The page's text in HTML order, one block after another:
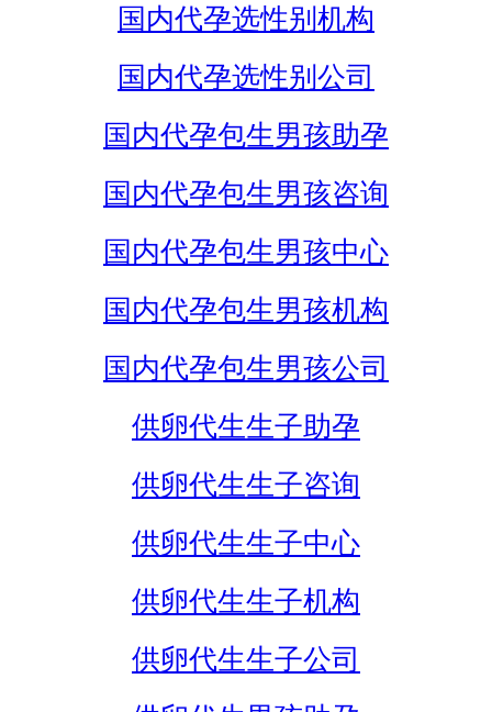
国内代孕选性别机构
国内代孕选性别公司
国内代孕包生男孩助孕
国内代孕包生男孩咨询
国内代孕包生男孩中心
国内代孕包生男孩机构
国内代孕包生男孩公司
供卵代生生子助孕
供卵代生生子咨询
供卵代生生子中心
供卵代生生子机构
供卵代生生子公司